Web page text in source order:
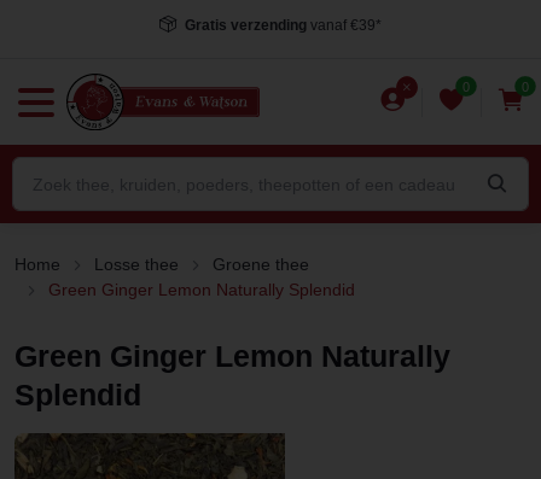
Gratis verzending vanaf €39*
0 0
Home Losse thee
Groene thee
Green Ginger Lemon Naturally Splendid
Green Ginger Lemon Naturally
Splendid